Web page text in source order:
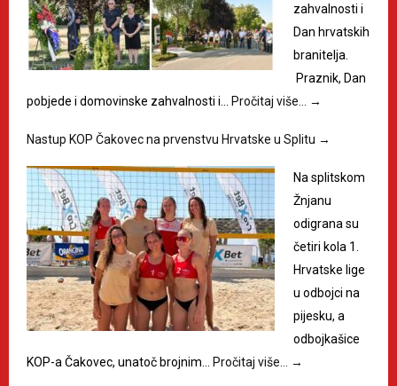
zahvalnosti i
Dan hrvatskih
branitelja.
Praznik, Dan
pobjede i domovinske zahvalnosti i…
Pročitaj više… →
Nastup KOP Čakovec na prvenstvu Hrvatske u Splitu →
Na splitskom
Žnjanu
odigrana su
četiri kola 1.
Hrvatske lige
u odbojci na
pijesku, a
odbojkašice
KOP-a Čakovec, unatoč brojnim…
Pročitaj više… →